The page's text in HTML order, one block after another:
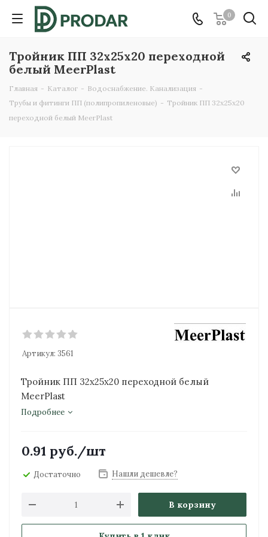
0
Тройник ПП 32х25х20 переходной
белый MeerPlast
Главная - Каталог - Водоснабжение. Канализация -
Трубы и фитинги ПП (полипропиленовые) - Тройник ПП 32х25х20
переходной белый MeerPlast
Артикул: 3561
Тройник ПП 32х25х20 переходной белый
MeerPlast
Подробнее
0.91 руб./шт
Достаточно Нашли дешевле?
В корзину